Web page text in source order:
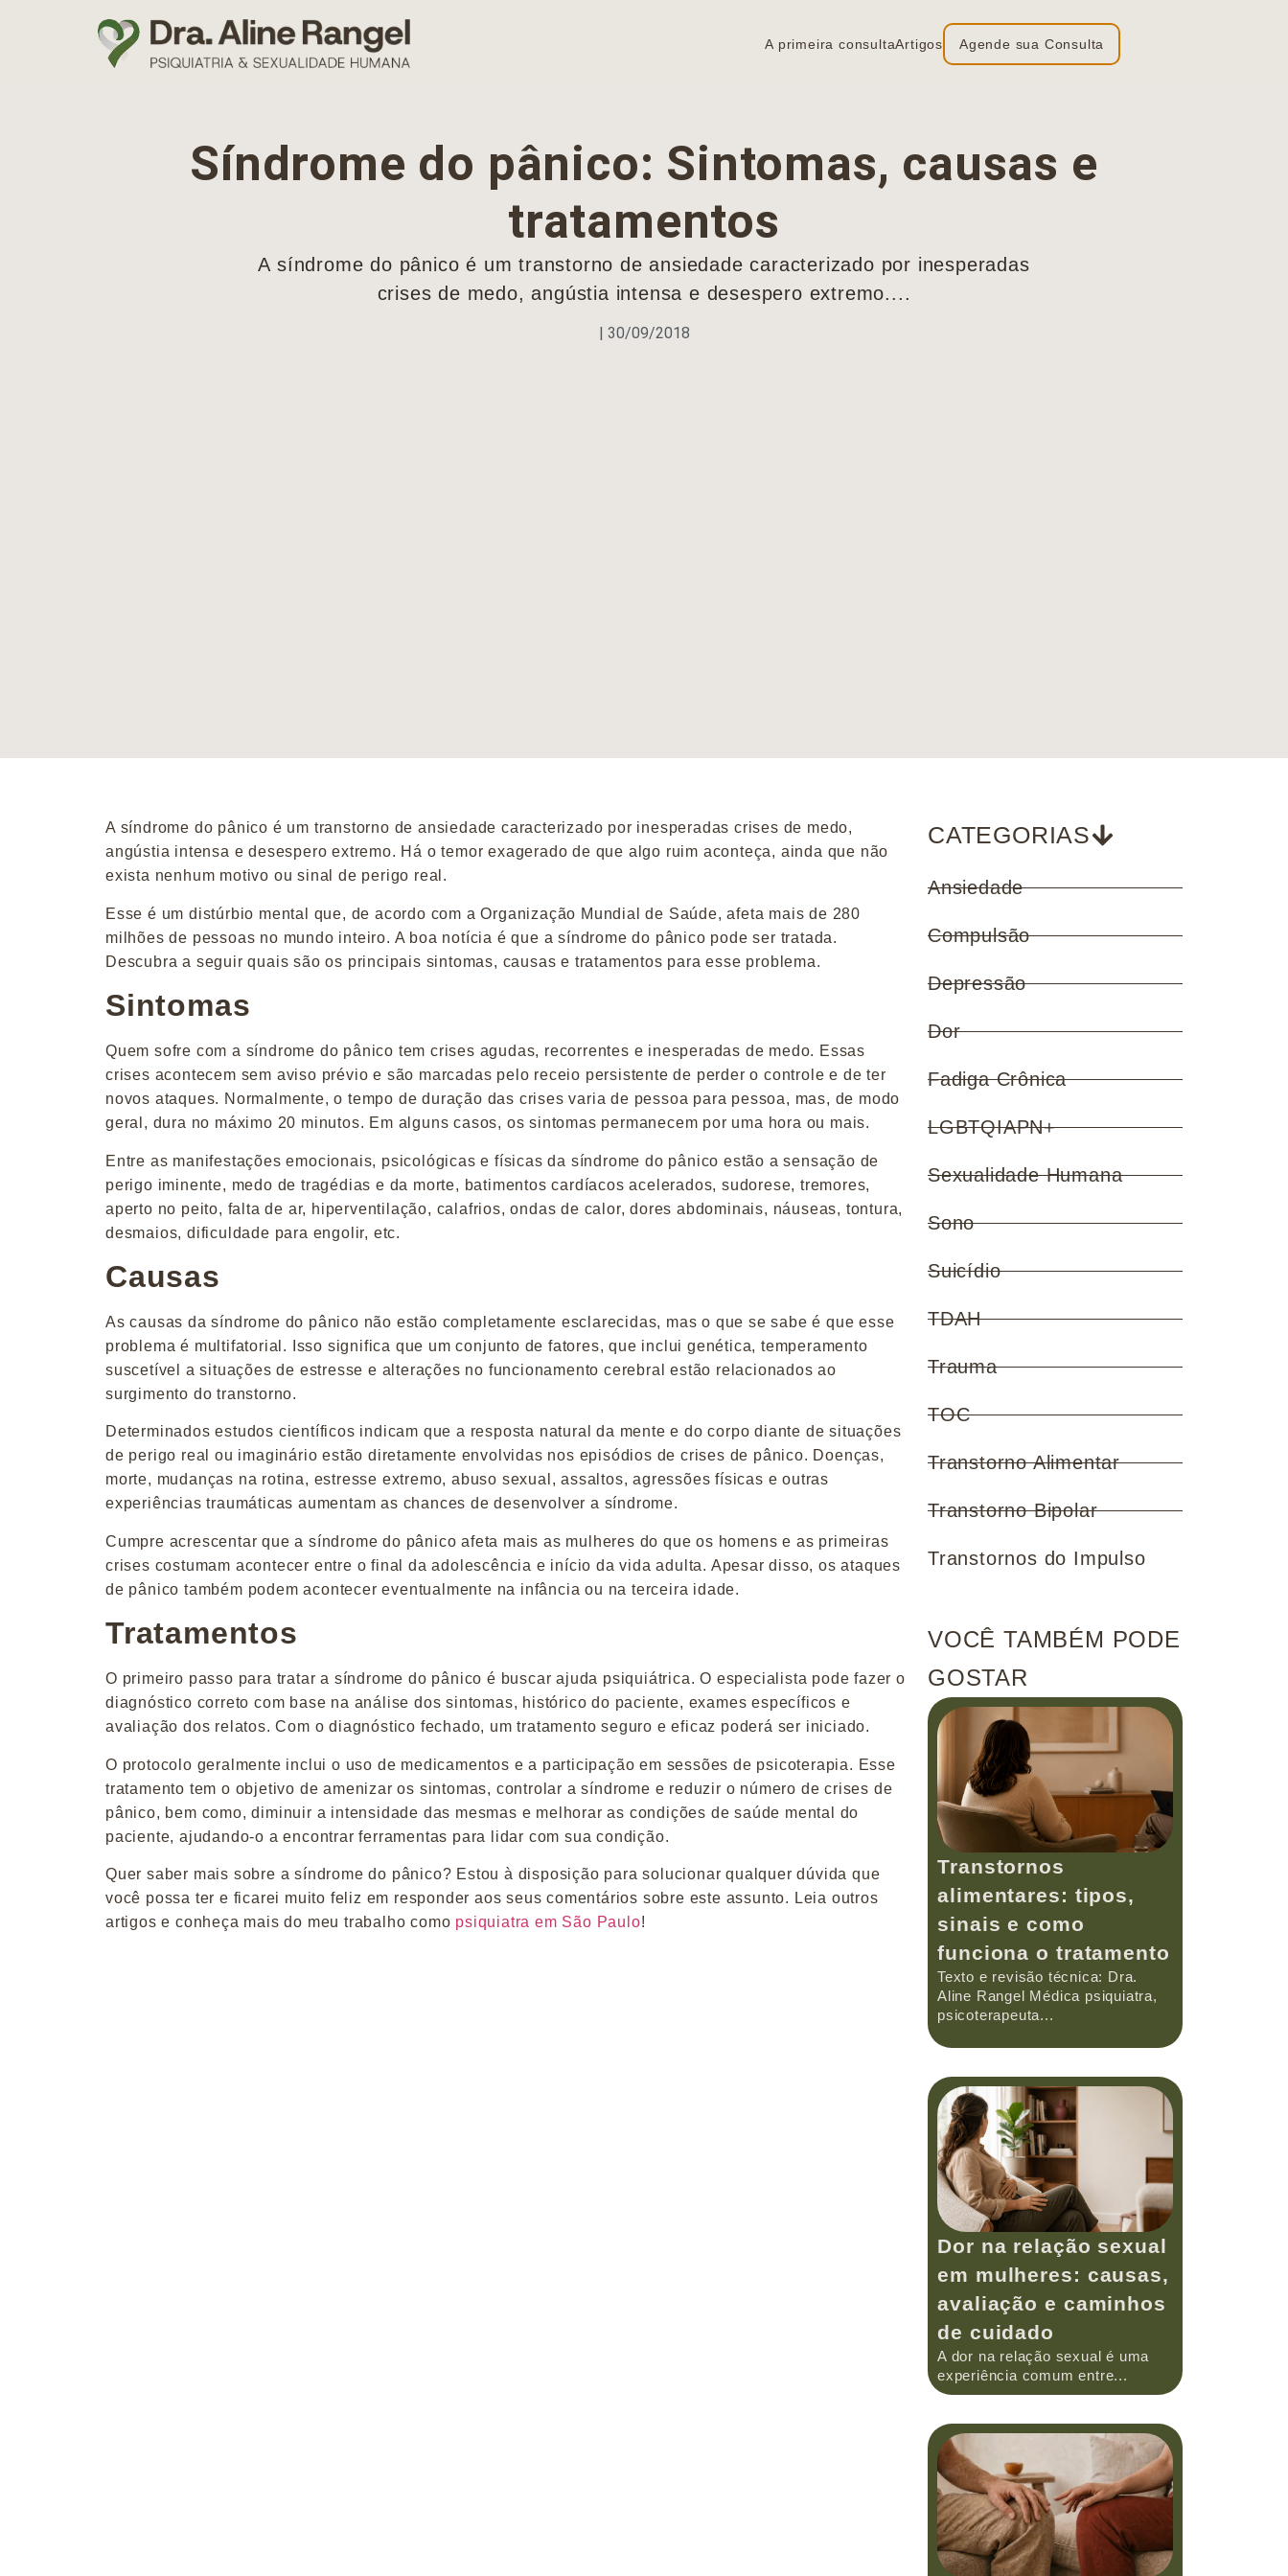
A primeira consultaArtigos Agende sua Consulta
Síndrome do pânico: Sintomas, causas e
tratamentos
A síndrome do pânico é um transtorno de ansiedade caracterizado por inesperadas
crises de medo, angústia intensa e desespero extremo....
| 30/09/2018
A síndrome do pânico é um transtorno de ansiedade caracterizado por inesperadas crises de medo,
angústia intensa e desespero extremo. Há o temor exagerado de que algo ruim aconteça, ainda que não
exista nenhum motivo ou sinal de perigo real.
Esse é um distúrbio mental que, de acordo com a Organização Mundial de Saúde, afeta mais de 280
milhões de pessoas no mundo inteiro. A boa notícia é que a síndrome do pânico pode ser tratada.
Descubra a seguir quais são os principais sintomas, causas e tratamentos para esse problema.
Sintomas
Quem sofre com a síndrome do pânico tem crises agudas, recorrentes e inesperadas de medo. Essas
crises acontecem sem aviso prévio e são marcadas pelo receio persistente de perder o controle e de ter
novos ataques. Normalmente, o tempo de duração das crises varia de pessoa para pessoa, mas, de modo
geral, dura no máximo 20 minutos. Em alguns casos, os sintomas permanecem por uma hora ou mais.
Entre as manifestações emocionais, psicológicas e físicas da síndrome do pânico estão a sensação de
perigo iminente, medo de tragédias e da morte, batimentos cardíacos acelerados, sudorese, tremores,
aperto no peito, falta de ar, hiperventilação, calafrios, ondas de calor, dores abdominais, náuseas, tontura,
desmaios, dificuldade para engolir, etc.
Causas
As causas da síndrome do pânico não estão completamente esclarecidas, mas o que se sabe é que esse
problema é multifatorial. Isso significa que um conjunto de fatores, que inclui genética, temperamento
suscetível a situações de estresse e alterações no funcionamento cerebral estão relacionados ao
surgimento do transtorno.
Determinados estudos científicos indicam que a resposta natural da mente e do corpo diante de situações
de perigo real ou imaginário estão diretamente envolvidas nos episódios de crises de pânico. Doenças,
morte, mudanças na rotina, estresse extremo, abuso sexual, assaltos, agressões físicas e outras
experiências traumáticas aumentam as chances de desenvolver a síndrome.
Cumpre acrescentar que a síndrome do pânico afeta mais as mulheres do que os homens e as primeiras
crises costumam acontecer entre o final da adolescência e início da vida adulta. Apesar disso, os ataques
de pânico também podem acontecer eventualmente na infância ou na terceira idade.
Tratamentos
O primeiro passo para tratar a síndrome do pânico é buscar ajuda psiquiátrica. O especialista pode fazer o
diagnóstico correto com base na análise dos sintomas, histórico do paciente, exames específicos e
avaliação dos relatos. Com o diagnóstico fechado, um tratamento seguro e eficaz poderá ser iniciado.
O protocolo geralmente inclui o uso de medicamentos e a participação em sessões de psicoterapia. Esse
tratamento tem o objetivo de amenizar os sintomas, controlar a síndrome e reduzir o número de crises de
pânico, bem como, diminuir a intensidade das mesmas e melhorar as condições de saúde mental do
paciente, ajudando-o a encontrar ferramentas para lidar com sua condição.
Quer saber mais sobre a síndrome do pânico? Estou à disposição para solucionar qualquer dúvida que
você possa ter e ficarei muito feliz em responder aos seus comentários sobre este assunto. Leia outros
artigos e conheça mais do meu trabalho como psiquiatra em São Paulo!
CATEGORIAS
Ansiedade
Compulsão
Depressão
Dor
Fadiga Crônica
LGBTQIAPN+
Sexualidade Humana
Sono
Suicídio
TDAH
Trauma
TOC
Transtorno Alimentar
Transtorno Bipolar
Transtornos do Impulso
VOCÊ TAMBÉM PODE
GOSTAR
Transtornos
alimentares: tipos,
sinais e como
funciona o tratamento
Texto e revisão técnica: Dra.
Aline Rangel Médica psiquiatra,
psicoterapeuta...
Dor na relação sexual
em mulheres: causas,
avaliação e caminhos
de cuidado
A dor na relação sexual é uma
experiência comum entre...